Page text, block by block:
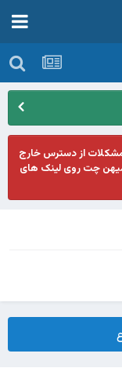
از دسترس خارج
چت روی لینک های